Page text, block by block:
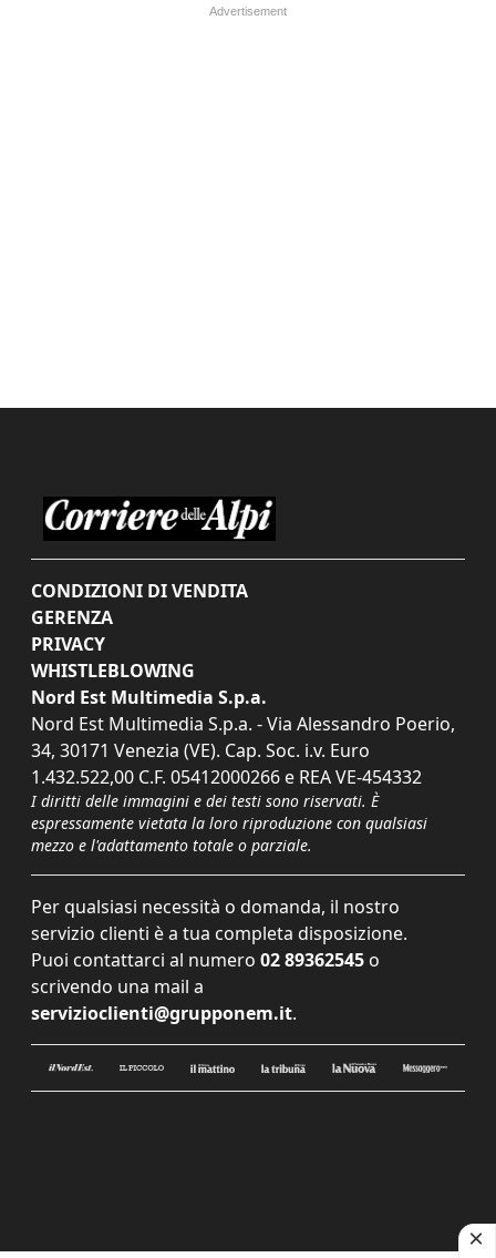
CONDIZIONI DI VENDITA
GERENZA
PRIVACY
WHISTLEBLOWING
Nord Est Multimedia S.p.a.
Nord Est Multimedia S.p.a. - Via Alessandro Poerio,
34, 30171 Venezia (VE). Cap. Soc. i.v. Euro
1.432.522,00 C.F. 05412000266 e REA VE-454332
I diritti delle immagini e dei testi sono riservati. È
espressamente vietata la loro riproduzione con qualsiasi
mezzo e l'adattamento totale o parziale.
Per qualsiasi necessità o domanda, il nostro
servizio clienti è a tua completa disposizione.
Puoi contattarci al numero 02 89362545 o
scrivendo una mail a
servizioclienti@grupponem.it.